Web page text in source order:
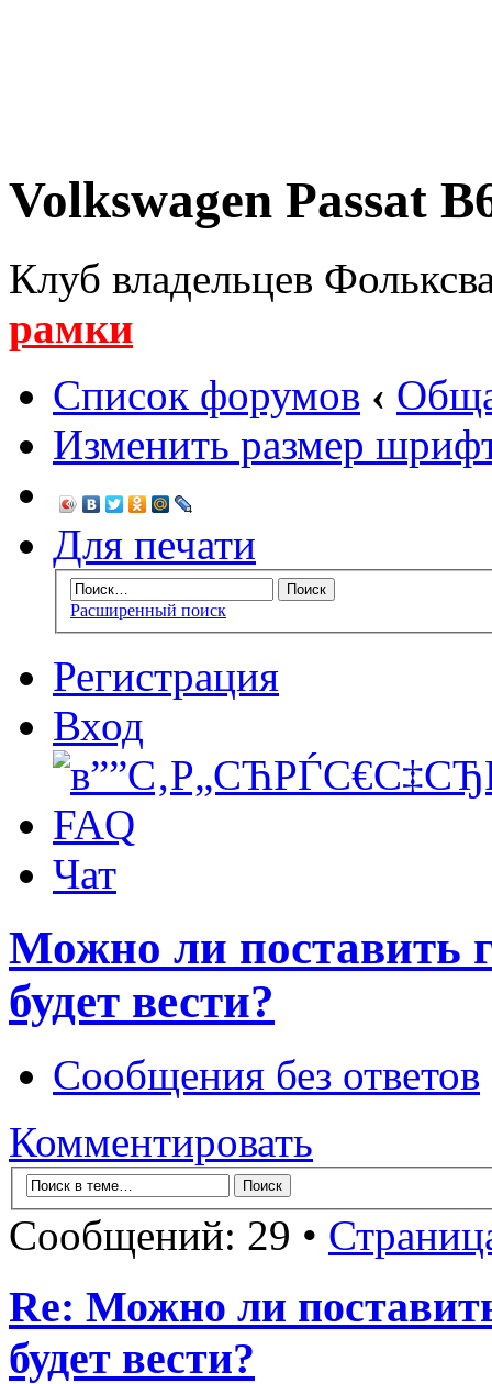
Volkswagen Passat
Клуб владельцев
рамки
Список форумов ‹
Изменить размер
Для печати
Расширенный поиск
Регистрация
Вход
FAQ
Чат
Можно ли поставить
будет вести?
Сообщения без ответов
Комментировать
Сообщений: 29 •
Re: Можно ли
будет вести?